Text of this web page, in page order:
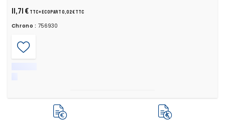
11,71 € TTC+ ecopart 0,02 € TTC
Chrono : 756930